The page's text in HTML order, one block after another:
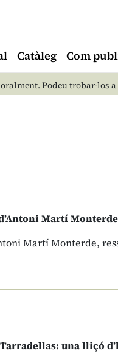
Catàleg Com
Podeu trobar-los a
Martí
Martí Monterde,
una lliçó